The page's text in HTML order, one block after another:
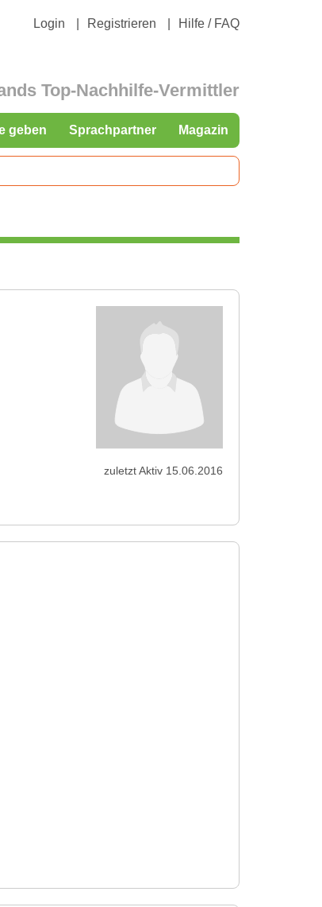
Login Registrieren Hilfe / FAQ
Top-Nachhilfe-Vermittler
geben Sprachpartner Magazin
zuletzt Aktiv 15.06.2016